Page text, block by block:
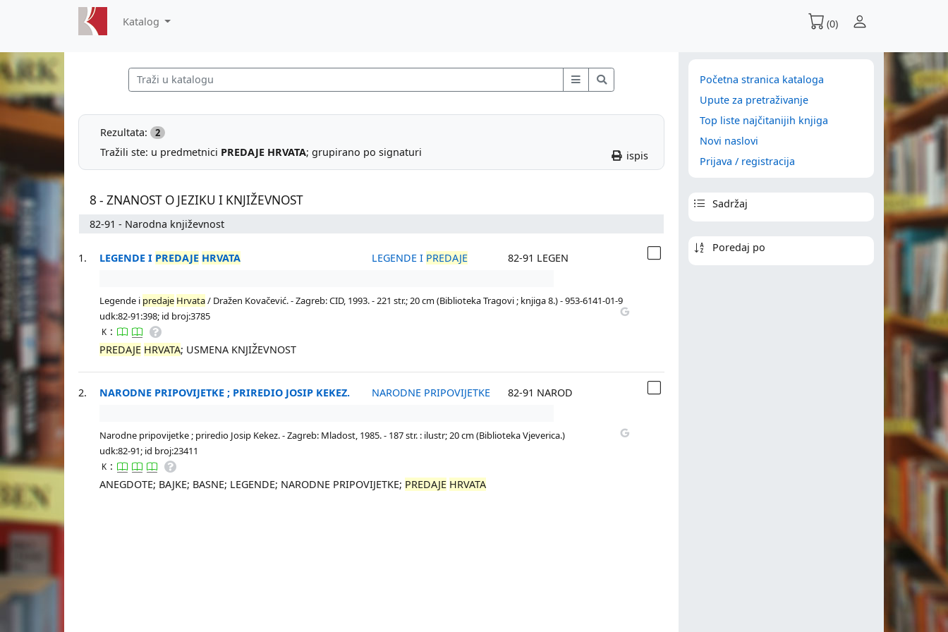
Katalog (0)
Rezultata: 2
Tražili ste: u predmetnici PREDAJE HRVATA; grupirano po signaturi ispis
8 - ZNANOST O JEZIKU I KNJIŽEVNOST
82-91 - Narodna književnost
1. LEGENDE I PREDAJE HRVATA LEGENDE I PREDAJE 82-91 LEGEN
Legende i predaje Hrvata/ Dražen Kovačević. - Zagreb: CID, 1993. - 221 str.; 20 cm (Biblioteka Tragovi ; knjiga 8.) - 953-6141-01-9
udk:82-91:398; id broj:3785
K :
PREDAJE HRVATA; USMENA KNJIŽEVNOST
2. NARODNE PRIPOVIJETKE ; PRIREDIO JOSIP KEKEZ. NARODNE PRIPOVIJETKE 82-91 NAROD
Narodne pripovijetke ; priredio Josip Kekez. - Zagreb: Mladost, 1985. - 187 str. : ilustr; 20 cm (Biblioteka Vjeverica.)
udk:82-91; id broj:23411
K :
ANEGDOTE; BAJKE; BASNE; LEGENDE; NARODNE PRIPOVIJETKE; PREDAJE HRVATA
Početna stranica kataloga
Upute za pretraživanje
Top liste najčitanijih knjiga
Novi naslovi
Prijava / registracija
Sadržaj
Poredaj po